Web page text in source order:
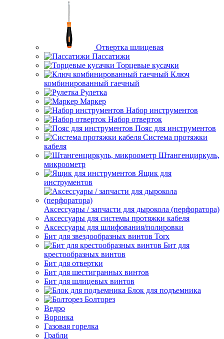
Отвертка шлицевая
Пассатижи
Торцевые кусачки
Ключ
комбинированный гаечный
Рулетка
Маркер
Набор инструментов
Набор отверток
Пояс для инструментов
Система протяжки
кабеля
Штангенциркуль,
микроометр
Ящик для
инструментов
Аксессуары / запчасти для дырокола (перфоратора)
Аксессуары для системы протяжки кабеля
Аксессуары для шлифования/полировки
Бит для звездообразных винтов Torx
Бит для
крестообразных винтов
Бит для отвертки
Бит для шестигранных винтов
Бит для шлицевых винтов
Блок для подъемника
Болторез
Ведро
Воронка
Газовая горелка
Грабли